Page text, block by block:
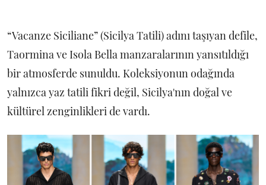
“Vacanze Siciliane” (Sicilya Tatili) adını taşıyan defile,
Taormina ve Isola Bella manzaralarının yansıtıldığı
bir atmosferde sunuldu. Koleksiyonun odağında
yalnızca yaz tatili fikri değil, Sicilya'nın doğal ve
kültürel zenginlikleri de vardı.